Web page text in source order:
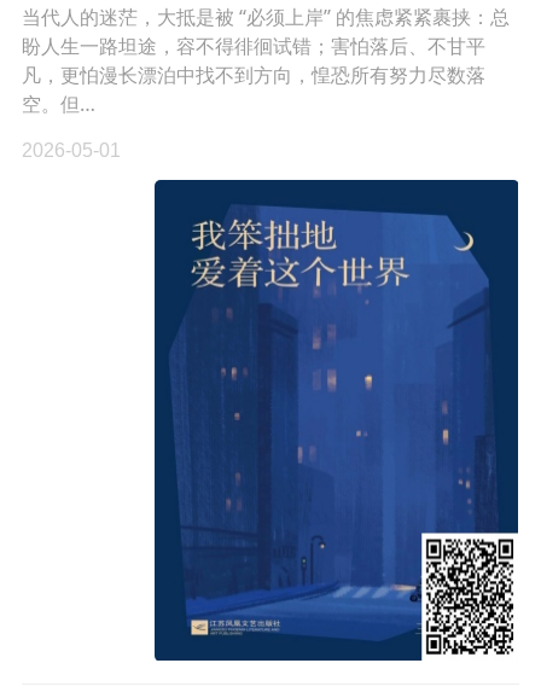
当代人的迷茫，大抵是被 “必须上岸” 的焦虑紧紧裹挟：总
盼人生一路坦途，容不得徘徊试错；害怕落后、不甘平
凡，更怕漫长漂泊中找不到方向，惶恐所有努力尽数落
空。但…
2026-05-01